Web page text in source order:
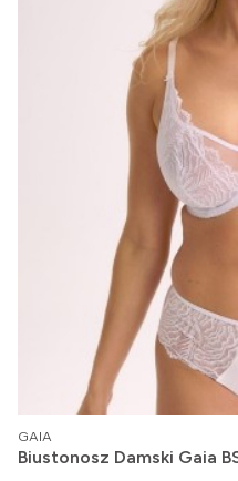
PRODUCENT
GAIA
Biustonosz Damski Gaia